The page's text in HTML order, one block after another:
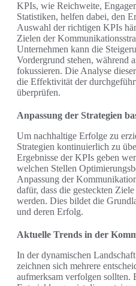
KPIs, wie Reichweite,
Statistiken, helfen dabei, den
Auswahl der richtigen KPIs
Zielen der
Unternehmen kann die
Vordergrund stehen, während
fokussieren. Die Analyse
die Effektivität der
überprüfen.
Anpassung der Strategien
Um nachhaltige Erfolge zu
Strategien kontinuierlich zu
Ergebnisse der KPIs geben
welchen Stellen
Anpassung der
dafür, dass die gesteckten
werden. Dies bildet die
und deren Erfolg.
Aktuelle Trends in der
In der dynamischen
zeichnen sich mehrere
aufmerksam verfolgen sollten.